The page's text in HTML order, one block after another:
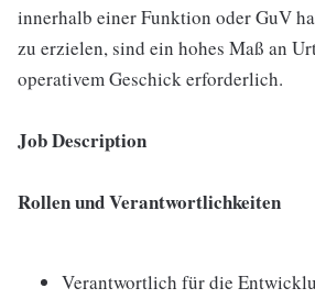
innerhalb einer Funktion oder GuV
zu erzielen, sind ein hohes Maß an
operativem Geschick erforderlich.
Job Description
Rollen und Verantwortlichkeiten
Verantwortlich für die